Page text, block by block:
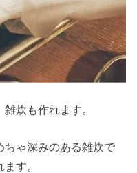
炊も作れます。
ちゃ深みのある雑炊で
す。